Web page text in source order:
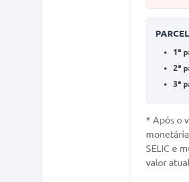
1ª
2ª
3ª
* Após o
SELIC e
valor